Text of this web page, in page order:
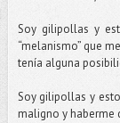
Soy gilipollas y
“melanismo” que
tenía alguna
Soy gilipollas y
maligno y haberme